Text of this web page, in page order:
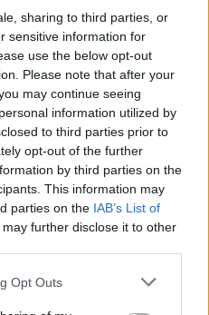
sharing to third parties, or
sensitive information for
use the below opt-out
Please note that after your
may continue seeing
information utilized by
to third parties prior to
opt-out of the further
by third parties on the
This information may
parties on the IAB’s List of
may further disclose it to other
uses one or more Google
Opt Outs
– Bencsik András
masszív most,
rovatának élén.